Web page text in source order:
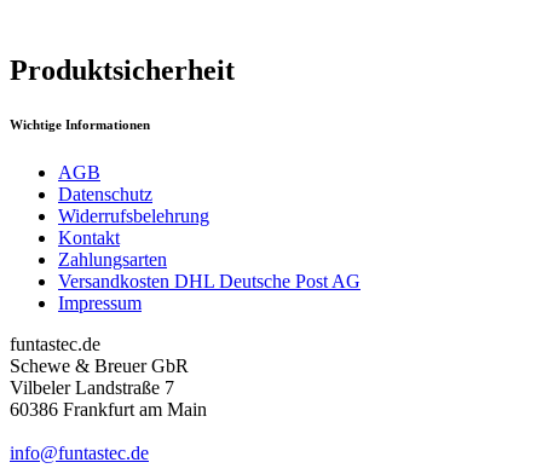
Produktsicherheit
Wichtige Informationen
AGB
Datenschutz
Widerrufsbelehrung
Kontakt
Zahlungsarten
Versandkosten DHL Deutsche Post AG
Impressum
funtastec.de
Schewe & Breuer GbR
Vilbeler Landstraße 7
60386 Frankfurt am Main
info@funtastec.de